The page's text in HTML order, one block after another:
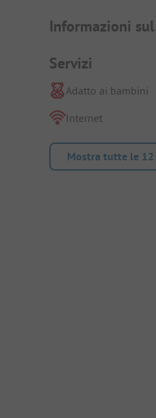
Informazioni
Servizi
Adatto ai bambini
Internet
Mostra tutte le